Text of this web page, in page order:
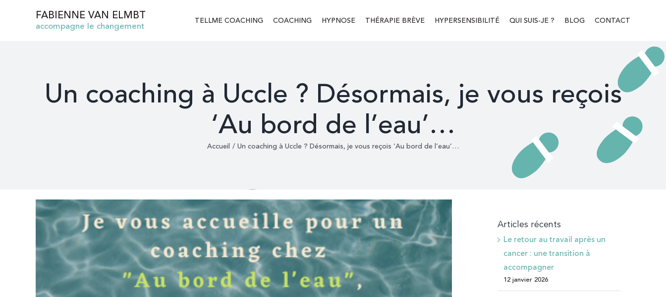
FABIENNE VAN ELMBT
accompagne le changement
TELLME COACHING COACHING HYPNOSE THÉRAPIE BRÈVE HYPERSENSIBILITÉ QUI SUIS-JE ? BLOG CONTACT
Un coaching à Uccle ? Désormais, je vous reçois
‘Au bord de l’eau’…
Accueil / Un coaching à Uccle ? Désormais, je vous reçois ‘Au bord de l’eau’…
Voir
l'image
agrandie
Articles récents
Le retour au travail après un
cancer : une transition à
accompagner
12 janvier 2026